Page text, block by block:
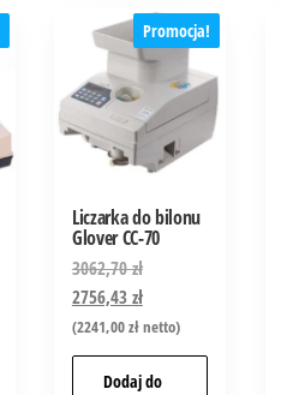
Promocja!
Liczarka do bilonu
Glover CC-70
3062,70zł
2756,43zł
(2241,00złnetto)
Dodaj do